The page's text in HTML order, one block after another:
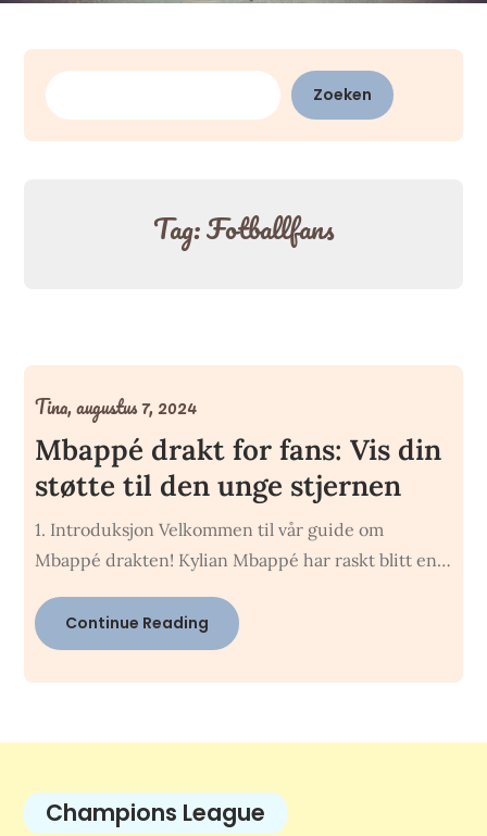
Zoeken
Zoeken
Tag:Fotballfans
Mbappé drakt for fans: Vis din
støtte til den unge stjernen
Tina,augustus 7, 2024
1. Introduksjon Velkommen til vår guide om
Mbappé drakten! Kylian Mbappé har raskt blitt en…
Continue Reading
Champions League